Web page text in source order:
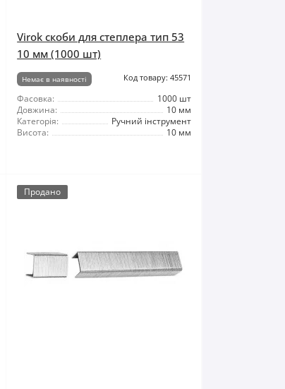
Virok скоби для степлера тип 53
10 мм (1000 шт)
Немає в наявності Код товару: 45571
Фасовка:
1000 шт
Довжина:
10 мм
Категорія:
Ручний інструмент
Висота:
10 мм
Продано